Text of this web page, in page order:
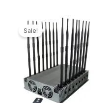
Sale!
Ursprünglicher
Preis
war:
2.199,00€
Preis
ist:
1.599,99€.